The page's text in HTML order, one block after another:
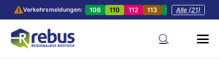
Verkehrsmeldungen: 106 110 112 113 201 202
Alle (21)